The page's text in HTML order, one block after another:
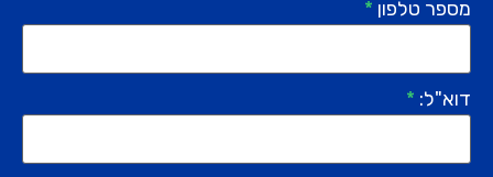
מספר טלפון *
דוא"ל: *